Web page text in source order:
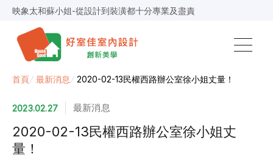
映象太和蘇小姐-從設計到裝潢都十分專業及盡責
超級F1歐小姐-設計跟材料的品質都很優質，建議實用
說明仔細流程順暢，注意施工上細節，施工團隊專業細心
毛胚屋裝修推薦，設計師與工務完美配合，效果非常滿意
春城越蔡先生-設計師溝通規劃完善，整體來說相當滿意
首頁/ 最新消息 / 2020-02-13民權西路辦公室徐小姐丈量！
2023.02.27 最新消息
2020-02-13民權西路辦公室徐小姐丈
量！